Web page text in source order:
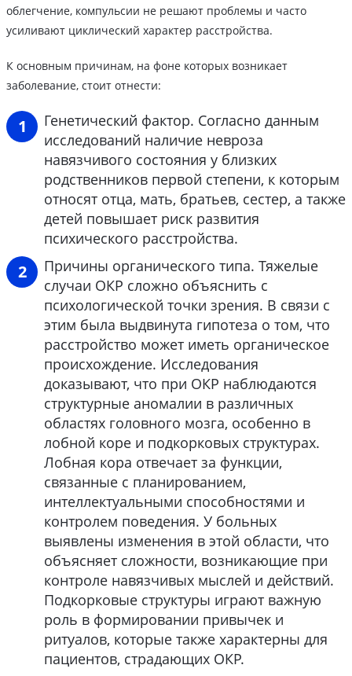
облегчение, компульсии не решают проблемы и часто
усиливают циклический характер расстройства.
К основным причинам, на фоне которых возникает
заболевание, стоит отнести:
Генетический фактор. Согласно данным
исследований наличие невроза
навязчивого состояния у близких
родственников первой степени, к которым
относят отца, мать, братьев, сестер, а также
детей повышает риск развития
психического расстройства.
Причины органического типа. Тяжелые
случаи ОКР сложно объяснить с
психологической точки зрения. В связи с
этим была выдвинута гипотеза о том, что
расстройство может иметь органическое
происхождение. Исследования
доказывают, что при ОКР наблюдаются
структурные аномалии в различных
областях головного мозга, особенно в
лобной коре и подкорковых структурах.
Лобная кора отвечает за функции,
связанные с планированием,
интеллектуальными способностями и
контролем поведения. У больных
выявлены изменения в этой области, что
объясняет сложности, возникающие при
контроле навязчивых мыслей и действий.
Подкорковые структуры играют важную
роль в формировании привычек и
ритуалов, которые также характерны для
пациентов, страдающих ОКР.